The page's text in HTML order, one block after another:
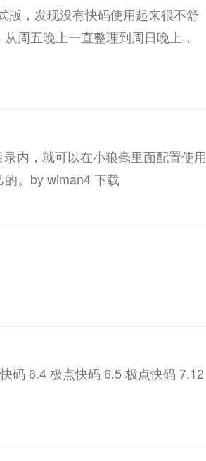
版，发现没有快码使用起来很不舒
周五晚上一直整理到周日晚上，
内，就可以在小狼毫里面配置使用
的。by wiman4 下载
码 6.4 极点快码 6.5 极点快码 7.12